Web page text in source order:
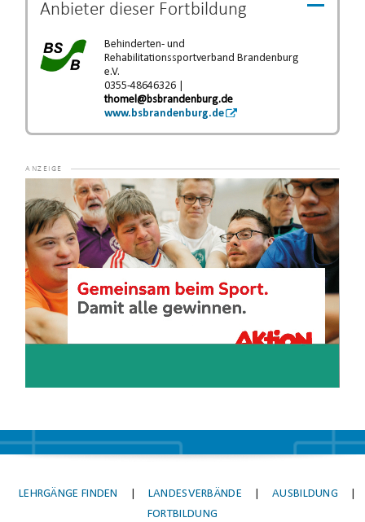
Anbieter dieser Fortbildung
Behinderten- und
Rehabilitationssportverband Brandenburg
e.V.
0355-48646326 |
thomel@bsbrandenburg.de
www.bsbrandenburg.de
Player
LEHRGÄNGE FINDEN LANDESVERBÄNDE AUSBILDUNG
FORTBILDUNG